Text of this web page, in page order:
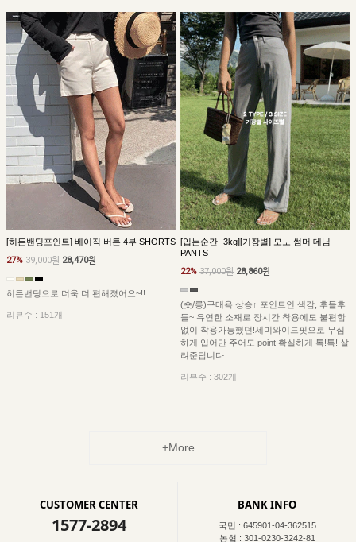
[히든밴딩포인트] 베이직 버튼 4부 SHORTS
27% 39,000원 28,470원
히든밴딩으로 더욱 더 편해졌어요~!!
리뷰수 : 151개
[입는순간 -3kg][기장별] 모노 썸머 데님
PANTS
22% 37,000원 28,860원
(숏/롱)구매욕 상승↑ 포인트인 색감, 후들후
들~ 유연한 소재로 장시간 착용에도 불편함
없이 착용가능했던!세미와이드핏으로 무심
하게 입어만 주어도 point 확실하게 톡!톡! 살
려준답니다
리뷰수 : 302개
+More
CUSTOMER CENTER
1577-2894
BANK INFO
국민 : 645901-04-362515
농협 : 301-0230-3242-81